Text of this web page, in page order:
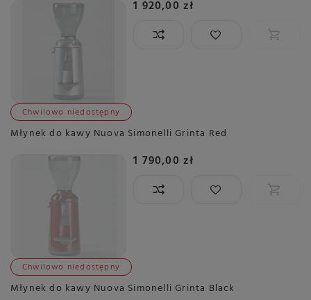
1 920,00 zł
Chwilowo niedostępny
Młynek do kawy Nuova Simonelli Grinta Red
1 790,00 zł
Chwilowo niedostępny
Młynek do kawy Nuova Simonelli Grinta Black